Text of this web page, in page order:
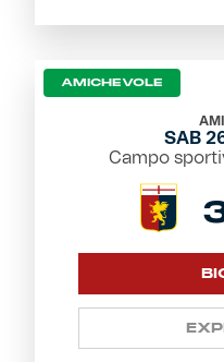
Gift Card Online
Fortissimo batte il
AMICHEVOLE
SAB
Campo